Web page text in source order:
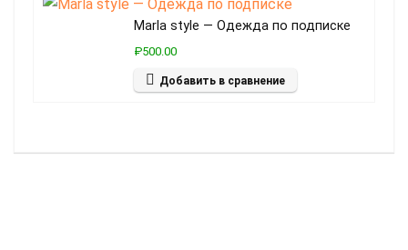
Marla style — Одежда по подписке
₽500.00
Добавить в сравнение